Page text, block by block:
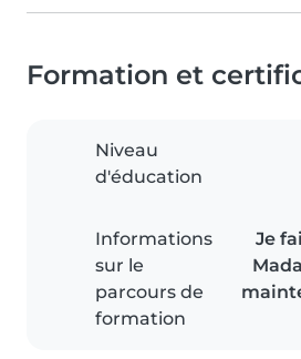
Formation et
Niveau
d'éducation
Informations
sur le
parcours de
formation
Je